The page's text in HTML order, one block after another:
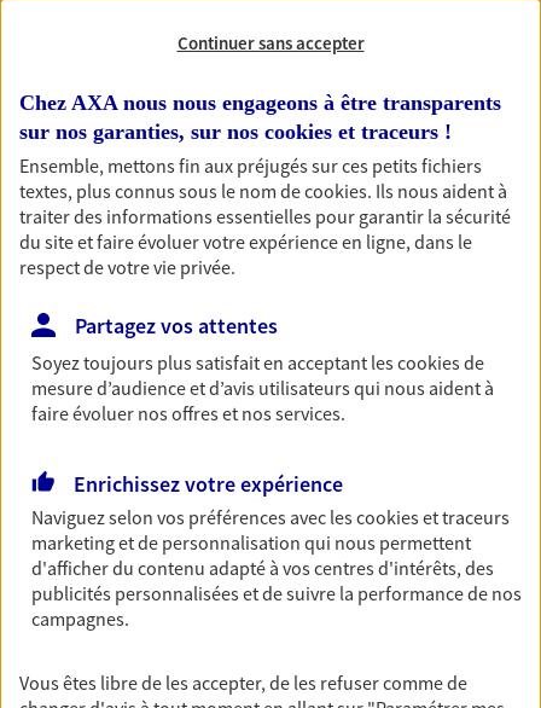
Épargne
immobilier, études des enfants ou voyage autour
du monde… Épargnez à votre rythme et
simplement, selon votre profil.
Découvrir les offres Épargne
Retraite
Préparez sereinement ce nouveau chapitre de
votre vie avec les conseils d'un expert. Découvrez
notre solution PER (Plan Epargne Retraite)
spécialement conçue pour la retraite.
Prévoyance
Pour un avenir serein, assurez-vous avec notre
contrat prévoyance. Préservez vos proches en cas
d'accident ou de maladie en optant pour les
garanties incapacité temporaire totale de travail,
Découvrir l'offre Prévoyance
Continuer sans accepter
Chez AXA nous nous engageons à être transparents
sur nos garanties, sur nos cookies et traceurs !
Ensemble, mettons fin aux préjugés sur ces petits fichiers
textes, plus connus sous le nom decookies. Ils nous aident à
traiter des informations essentielles pour garantir la sécurité
du site et faire évoluer votre expérience en ligne, dans le
respect de votre vie privée.
Partagez vos attentes
Soyez toujours plus satisfait en acceptant lescookiesde
mesure d’audience et d’avis utilisateurs qui nous aident à
faire évoluer nos offres et nos services.
Enrichissez votre expérience
Naviguez selon vos préférences avec lescookies et traceurs
marketing et de personnalisation qui nous permettent
d'afficher du contenu adapté à vos centres d'intérêts, des
publicités personnalisées et de suivre la performance de nos
campagnes.
Vous êtes libre de les accepter, de les refuser comme de